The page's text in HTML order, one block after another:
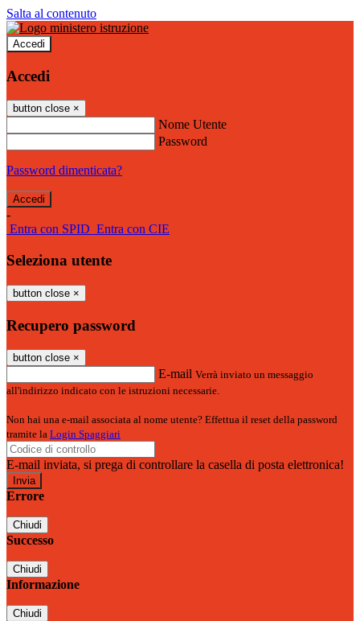
Salta al contenuto
Accedi
Accedi
button close ×
Nome Utente
Password
Password dimenticata?
-
Entra con SPID Entra con CIE
Seleziona utente
button close ×
Recupero password
button close ×
E-mail Verrà inviato un messaggio
all'indirizzo indicato con le istruzioni necessarie.
Non hai una e-mail associata al nome utente? Effettua il reset della password
tramite la Login Spaggiari
E-mail inviata, si prega di controllare la casella di posta elettronica!
Errore
Chiudi
Successo
Chiudi
Informazione
Chiudi